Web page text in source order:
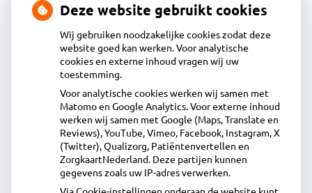
Acdapha Apotheek Huiswaard
Tochtwaard 5, 1824EZ Alkmaar
072-5628844
info@apotheekhuiswaard.nl
Inschrijven
Deze website gebruikt cookies
Wij gebruiken noodzakelijke cookies zodat deze
website goed kan werken. Voor analytische
cookies en externe inhoud vragen wij uw
toestemming.
Voor analytische cookies werken wij samen met
Matomo en Google Analytics. Voor externe inhoud
werken wij samen met Google (Maps, Translate en
Reviews), YouTube, Vimeo, Facebook, Instagram, X
(Twitter), Qualizorg, Patiëntenvertellen en
ZorgkaartNederland. Deze partijen kunnen
gegevens zoals uw IP-adres verwerken.